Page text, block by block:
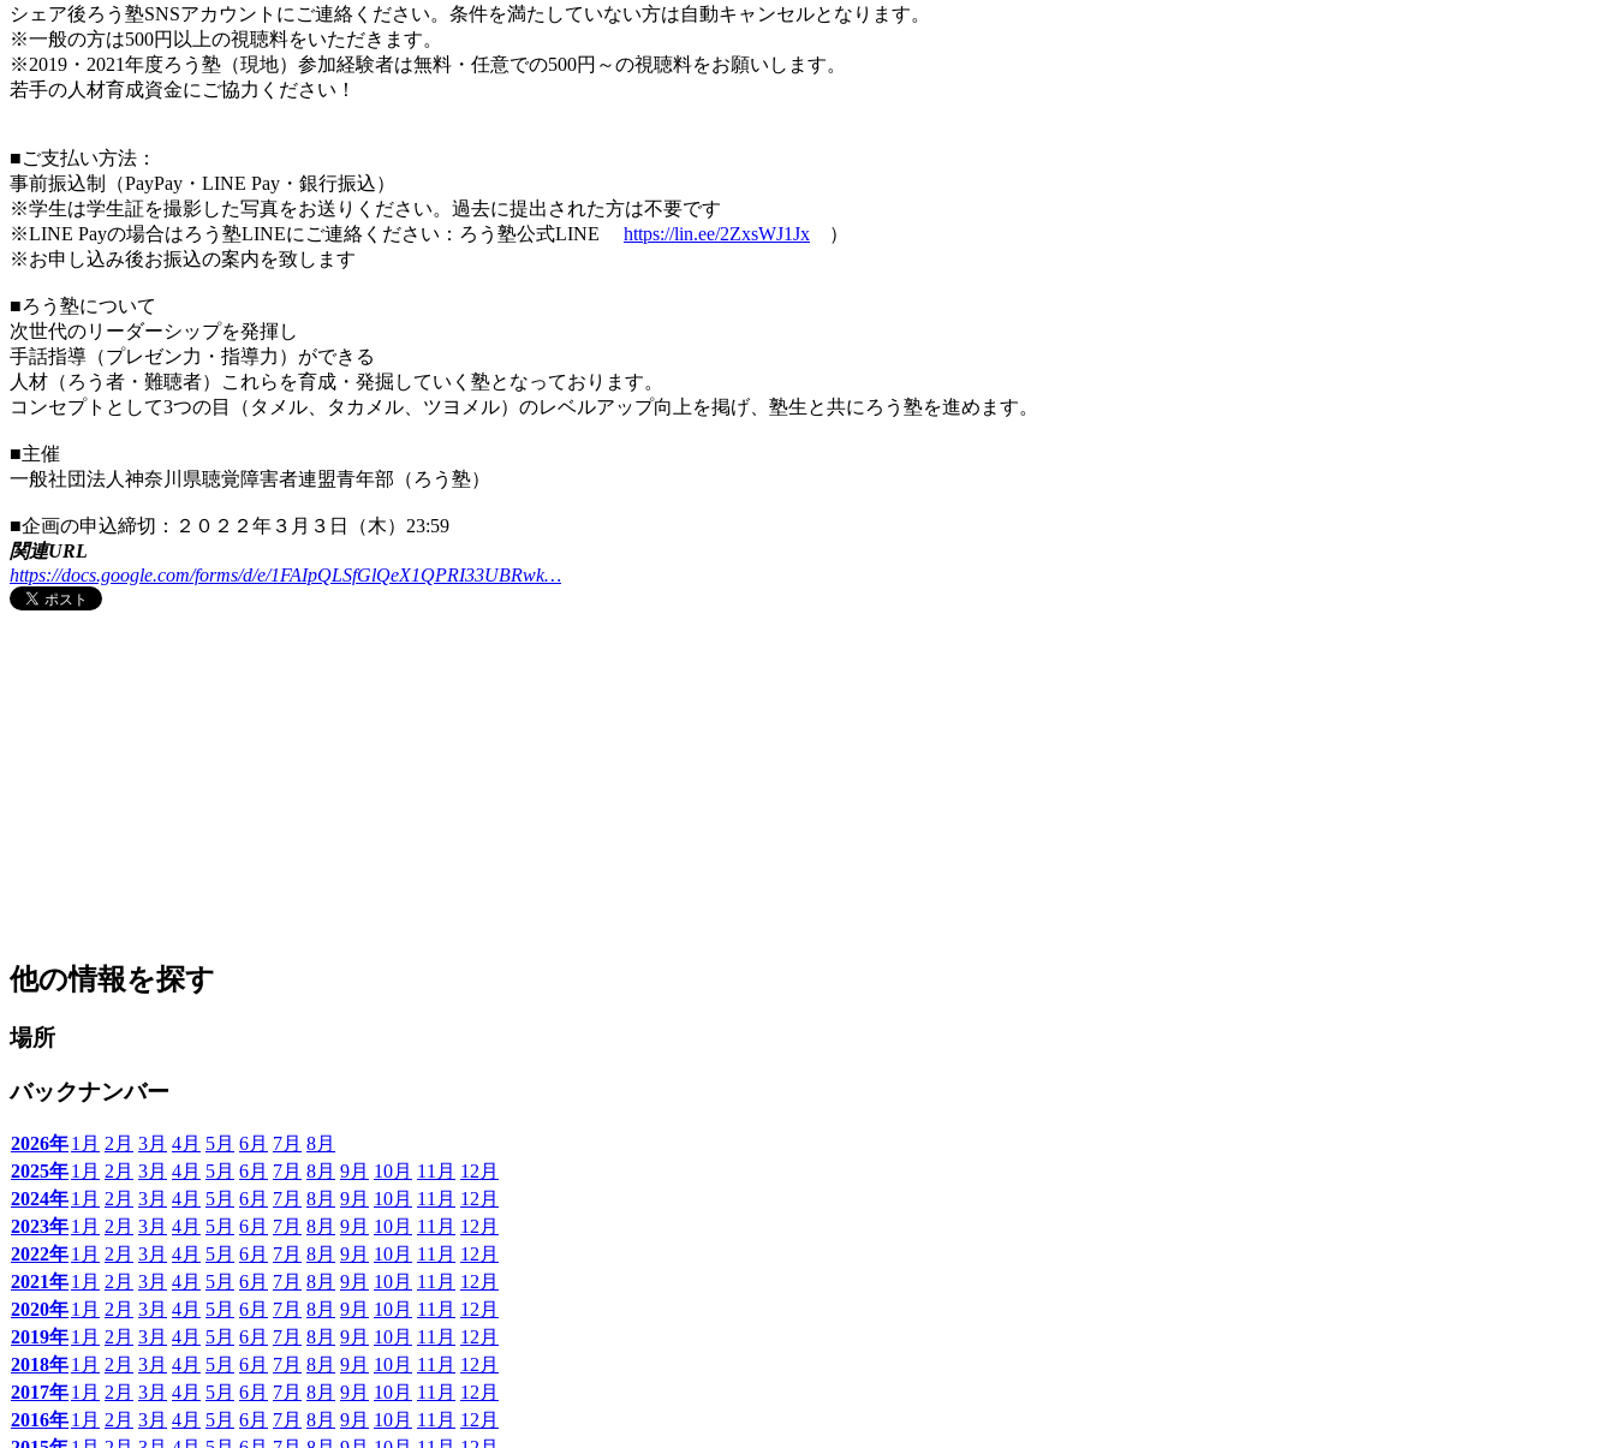
シェア後ろう塾SNSアカウントにご連絡ください。条件を満たしていない方は自動キャンセルとなります。
※一般の方は500円以上の視聴料をいただきます。
※2019・2021年度ろう塾（現地）参加経験者は無料・任意での500円～の視聴料をお願いします。
若手の人材育成資金にご協力ください！
■ご支払い方法：
事前振込制（PayPay・LINE Pay・銀行振込）
※学生は学生証を撮影した写真をお送りください。過去に提出された方は不要です
※LINE Payの場合はろう塾LINEにご連絡ください：ろう塾公式LINE https://lin.ee/2ZxsWJ1Jx ）
※お申し込み後お振込の案内を致します
■ろう塾について
次世代のリーダーシップを発揮し
手話指導（プレゼン力・指導力）ができる
人材（ろう者・難聴者）これらを育成・発掘していく塾となっております。
コンセプトとして3つの目（タメル、タカメル、ツヨメル）のレベルアップ向上を掲げ、塾生と共にろう塾を進めます。
■主催
一般社団法人神奈川県聴覚障害者連盟青年部（ろう塾）
■企画の申込締切：２０２２年３月３日（木）23:59
関連URL
https://docs.google.com/forms/d/e/1FAIpQLSfGlQeX1QPRI33UBRwk…
他の情報を探す
場所
バックナンバー
2026年1月 2月 3月 4月 5月 6月 7月 8月
2025年1月 2月 3月 4月 5月 6月 7月 8月 9月 10月 11月 12月
2024年1月 2月 3月 4月 5月 6月 7月 8月 9月 10月 11月 12月
2023年1月 2月 3月 4月 5月 6月 7月 8月 9月 10月 11月 12月
2022年1月 2月 3月 4月 5月 6月 7月 8月 9月 10月 11月 12月
2021年1月 2月 3月 4月 5月 6月 7月 8月 9月 10月 11月 12月
2020年1月 2月 3月 4月 5月 6月 7月 8月 9月 10月 11月 12月
2019年1月 2月 3月 4月 5月 6月 7月 8月 9月 10月 11月 12月
2018年1月 2月 3月 4月 5月 6月 7月 8月 9月 10月 11月 12月
2017年1月 2月 3月 4月 5月 6月 7月 8月 9月 10月 11月 12月
2016年1月 2月 3月 4月 5月 6月 7月 8月 9月 10月 11月 12月